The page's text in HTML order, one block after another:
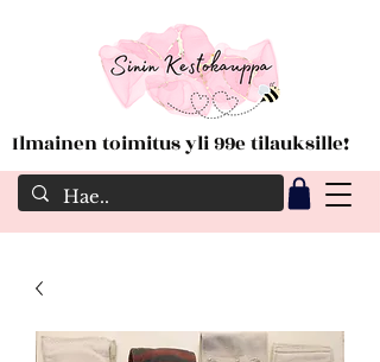
Ilmainen toimitus yli 99e tilauksille!